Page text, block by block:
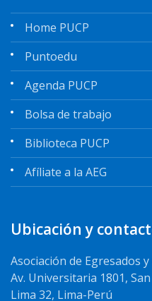
Home PUCP
Puntoedu
Agenda PUCP
Bolsa de trabajo
Biblioteca PUCP
Afíliate a la AEG
Ubicación y
Asociación de Egresados
Av. Universitaria 1801,
Lima 32, Lima-Perú